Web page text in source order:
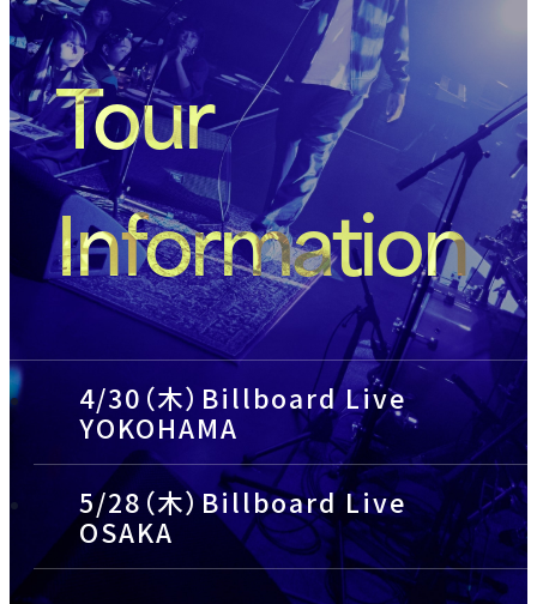
Tour
Information
4/30（木）Billboard Live
YOKOHAMA
5/28（木）Billboard Live
OSAKA